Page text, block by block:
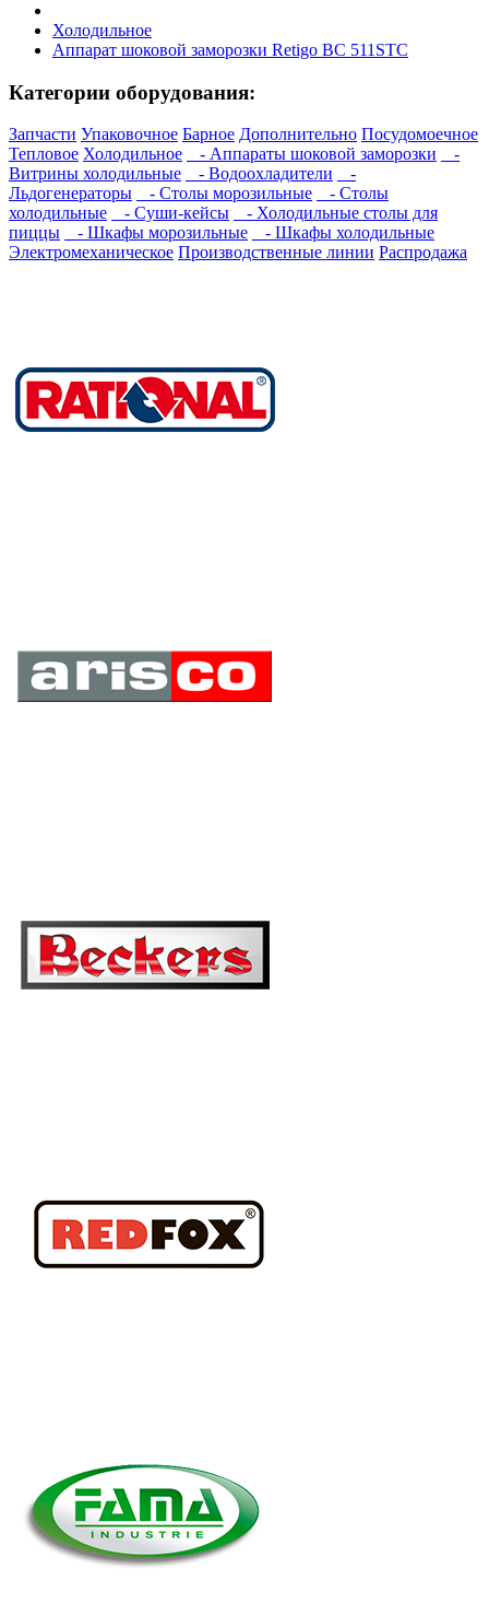
Холодильное
Аппарат шоковой заморозки Retigo BC 511STC
Категории оборудования:
Запчасти Упаковочное Барное Дополнительно Посудомоечное
Тепловое Холодильное - Аппараты шоковой замoрoзки
-
Витрины холодильные
- Водоохладители
-
Льдогенераторы
- Столы морозильные
- Столы
холодильные
- Суши-кейсы
- Холодильные столы для
пиццы
- Шкафы морозильные
- Шкафы холодильные
Электромеханическое Производственные линии Распродажа